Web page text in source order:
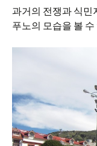
과거의 전쟁과 식민
푸노의 모습을 볼 수